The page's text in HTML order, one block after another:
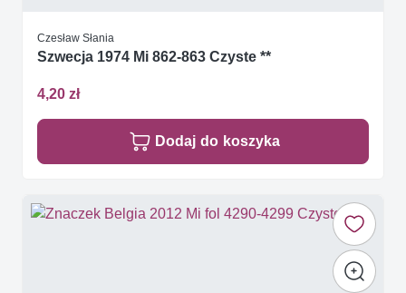
Czesław Słania
Szwecja 1974 Mi 862-863 Czyste **
4,20 zł
Dodaj do koszyka